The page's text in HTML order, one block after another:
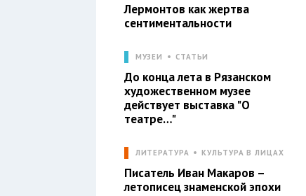
Лермонтов как жертва
сентиментальности
МУЗЕИ СТАТЬИ
До конца лета в Рязанском
художественном музее
действует выставка "О
театре…"
ЛИТЕРАТУРА КУЛЬТУРА В ЛИЦАХ
Писатель Иван Макаров –
летописец знаменской эпохи